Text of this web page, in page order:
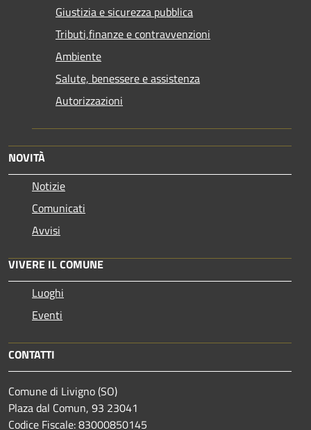
Giustizia e sicurezza pubblica
Tributi,finanze e contravvenzioni
Ambiente
Salute, benessere e assistenza
Autorizzazioni
NOVITÀ
Notizie
Comunicati
Avvisi
VIVERE IL COMUNE
Luoghi
Eventi
CONTATTI
Comune di Livigno (SO)
Plaza dal Comun, 93 23041
Codice Fiscale: 83000850145